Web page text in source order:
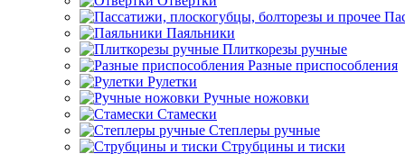
Паяльники
Плиткорезы ручные
Разные приспособления
Рулетки
Ручные ножовки
Стамески
Степлеры ручные
Струбцины и тиски